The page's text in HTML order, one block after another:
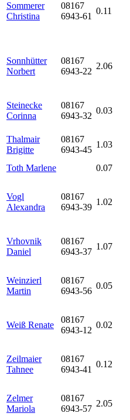
Sommerer
Christina
08167
6943-61
0.11
Sonnhütter
Norbert
08167
6943-22
2.06
Steinecke
Corinna
08167
6943-32
0.03
Thalmair
Brigitte
08167
6943-45
1.03
Toth Marlene
0.07
Vogl
Alexandra
08167
6943-39
1.02
Vrhovnik
Daniel
08167
6943-37
1.07
Weinzierl
Martin
08167
6943-56
0.05
Weiß Renate
08167
6943-12
0.02
Zeilmaier
Tahnee
08167
6943-41
0.12
Zelmer
Mariola
08167
6943-57
2.05